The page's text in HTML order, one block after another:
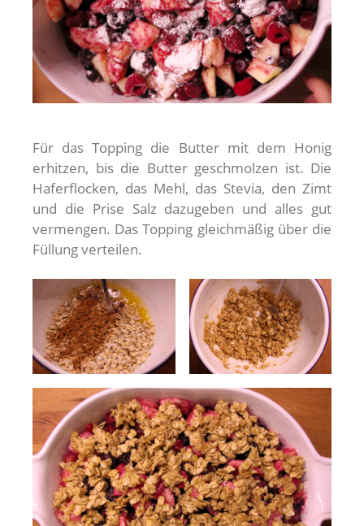
Für das Topping die Butter mit dem Honig
erhitzen, bis die Butter geschmolzen ist. Die
Haferflocken, das Mehl, das Stevia, den Zimt
und die Prise Salz dazugeben und alles gut
vermengen. Das Topping gleichmäßig über die
Füllung verteilen.